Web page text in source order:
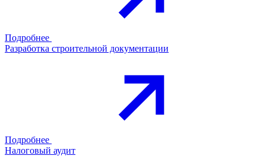
Подробнее
Разработка строительной документации
Подробнее
Налоговый аудит